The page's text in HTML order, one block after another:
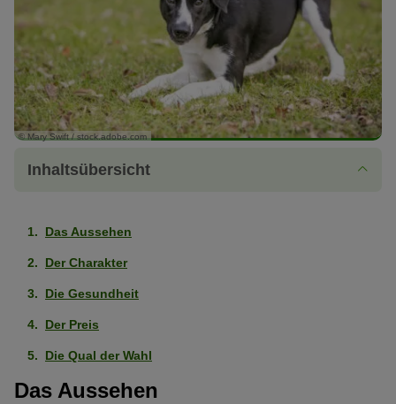
© Mary Swift / stock.adobe.com
Inhaltsübersicht
Das Aussehen
Der Charakter
Die Gesundheit
Der Preis
Die Qual der Wahl
Das Aussehen